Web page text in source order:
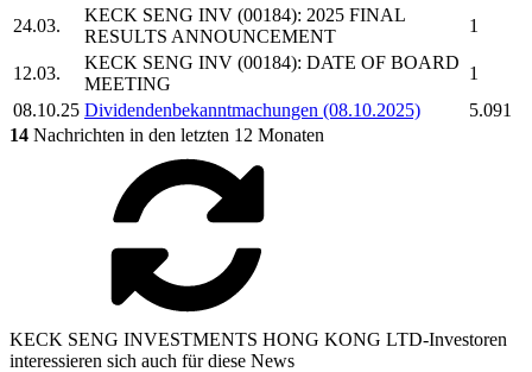
24.03.
KECK SENG INV (00184): 2025 FINAL
RESULTS ANNOUNCEMENT
1
12.03.
KECK SENG INV (00184): DATE OF BOARD
MEETING
1
08.10.25 Dividendenbekanntmachungen (08.10.2025)
5.091
14 Nachrichten in den letzten 12 Monaten
KECK SENG INVESTMENTS HONG KONG LTD-Investoren
interessieren sich auch für diese News